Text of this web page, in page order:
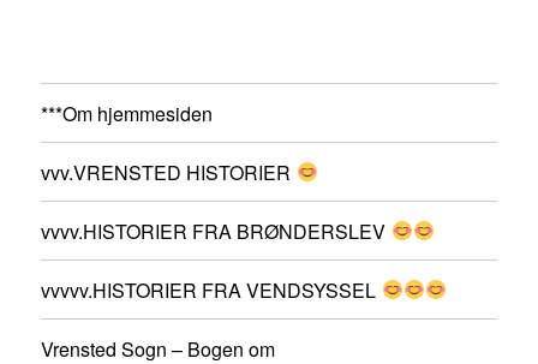
***Om hjemmesiden
vvv.VRENSTED HISTORIER
vvvv.HISTORIER FRA BRØNDERSLEV
vvvvv.HISTORIER FRA VENDSYSSEL
Vrensted Sogn – Bogen om